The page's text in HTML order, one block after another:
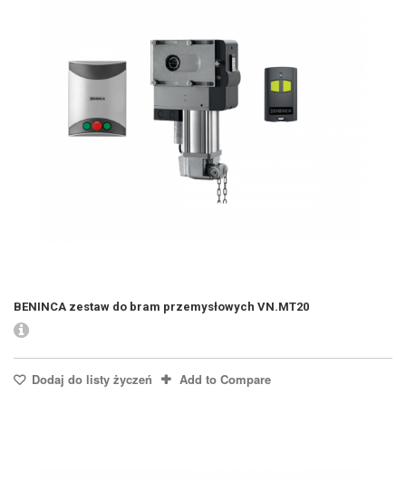
BENINCA zestaw do bram przemysłowych VN.MT20
Dodaj do listy życzeń Add to Compare